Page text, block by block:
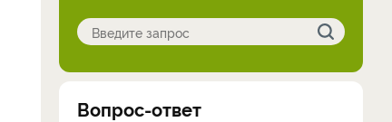
Вопрос-ответ